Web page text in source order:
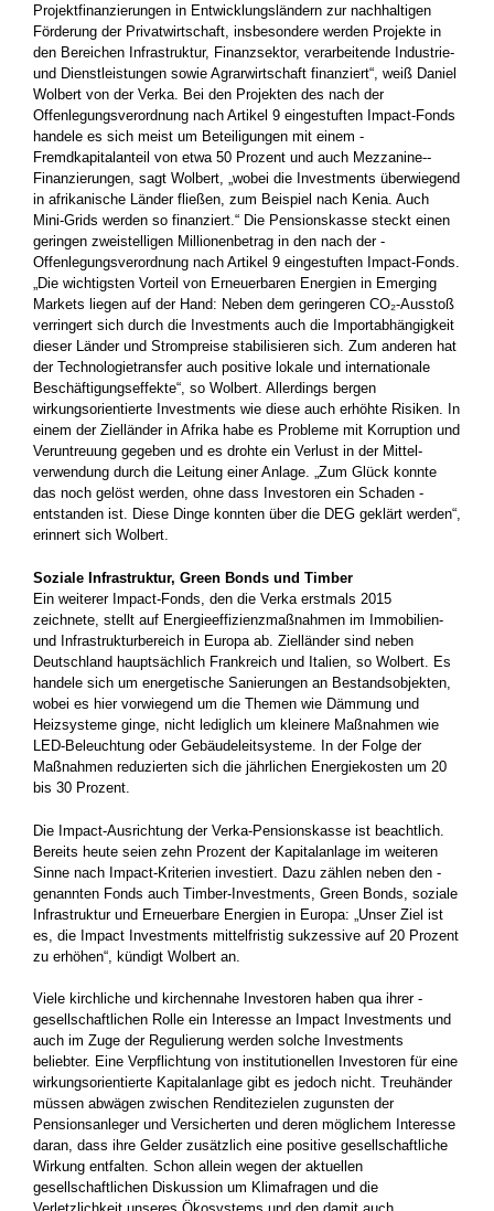
Projektfinanzierungen in Entwicklungsländern zur nachhaltigen
Förderung der Privatwirtschaft, insbesondere werden Projekte in
den Bereichen Infrastruktur, Finanzsektor, verarbeitende Industrie­
und Dienstleistungen sowie Agrarwirtschaft finanziert“, weiß Daniel
Wolbert von der Verka. Bei den Projekten des nach der
Offenlegungsverordnung nach Artikel 9 eingestuften Impact-Fonds
handele es sich meist um Beteiligungen mit einem ­
Fremdkapitalanteil von etwa 50 Prozent und auch Mezzanine-­
Finanzierungen, sagt Wolbert, „wobei die Investments über­wiegend
in afrikanische Länder fließen, zum Beispiel nach Kenia. Auch
Mini-Grids werden so finanziert.“ Die Pensionskasse steckt einen
geringen zweistelligen Millionenbetrag in den nach der ­
Offenlegungsverordnung nach Artikel 9 eingestuften­ ­Impact-Fonds.
„Die wichtigsten Vorteil von ­Erneuerbaren Energien in Emerging
Markets liegen auf der Hand: Neben dem geringeren CO₂-Ausstoß
verringert sich durch die ­Investments auch die ­Importabhängigkeit
dieser Länder und Strompreise stabilisieren sich. Zum anderen hat
der Technologietransfer auch positive ­lokale und internationale
Beschäftigungs­effekte“, so Wolbert. Allerdings ­bergen
wirkungsorientierte Investments wie diese auch erhöhte ­Risiken. In
einem der Zielländer in Afrika habe es Probleme mit Korruption und
­Veruntreuung gegeben und es drohte ein Verlust in der Mittel­
verwendung durch die Leitung einer Anlage. „Zum Glück konnte
das noch gelöst werden, ohne dass Investoren ein Schaden ­
entstanden ist. Diese Dinge konnten über die DEG geklärt ­werden“,
erinnert sich Wolbert.
Soziale Infrastruktur, Green Bonds und Timber
Ein weiterer Impact-Fonds, den die Verka erstmals 2015
zeichnete, stellt auf Energieeffizienzmaßnahmen im Immobilien-
und ­Infrastrukturbereich in Europa ab. Zielländer sind neben
Deutschland hauptsächlich Frankreich und Italien, so Wolbert. Es
handele sich um energetische Sanierungen an Bestandsobjekten,
wobei es hier vorwiegend um die Themen wie Dämmung und
Heizsysteme ­ginge, nicht lediglich um kleinere Maßnahmen wie
LED-Beleuchtung oder Gebäudeleitsysteme. In der Folge der
Maßnahmen ­reduzierten sich die jährlichen Energiekosten um 20
bis 30 ­Prozent.
Die Impact-Ausrichtung der Verka-Pensionskasse ist beachtlich.
Bereits heute seien zehn Prozent der Kapitalanlage im weiteren
Sinne nach Impact-Kriterien investiert. Dazu zählen neben den ­
genannten Fonds auch Timber-Investments, Green Bonds, soziale
Infrastruktur und Erneuerbare Energien in Europa: „Unser Ziel ist
es, die Impact Investments mittelfristig sukzessive auf 20 Prozent
zu erhöhen“, kündigt Wolbert an.
Viele kirchliche und kirchennahe Investoren haben qua ihrer ­
gesellschaftlichen Rolle ein Interesse an Impact Investments und
auch im Zuge der Regulierung werden solche Investments
beliebter. Eine Verpflichtung von institutionellen Investoren für eine
­wirkungsorientierte Kapitalanlage gibt es jedoch nicht. Treuhänder
müssen abwägen zwischen Renditezielen zugunsten der
Pensionsanleger und Versicherten und deren möglichem Interesse
daran, dass ihre Gelder zusätzlich eine positive gesellschaftliche
Wirkung entfalten. Schon allein wegen der aktuellen
gesellschaftlichen ­Diskussion um Klimafragen und die